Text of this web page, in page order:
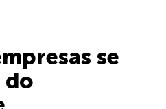
se
do